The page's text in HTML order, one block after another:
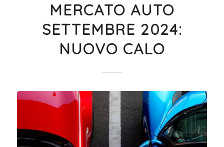
MERCATO AUTO
SETTEMBRE 2024:
NUOVO CALO